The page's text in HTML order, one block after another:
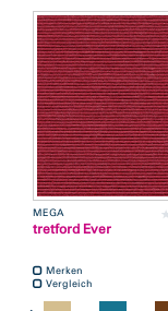
MEGA
tretford Ever
Merken
Vergleich